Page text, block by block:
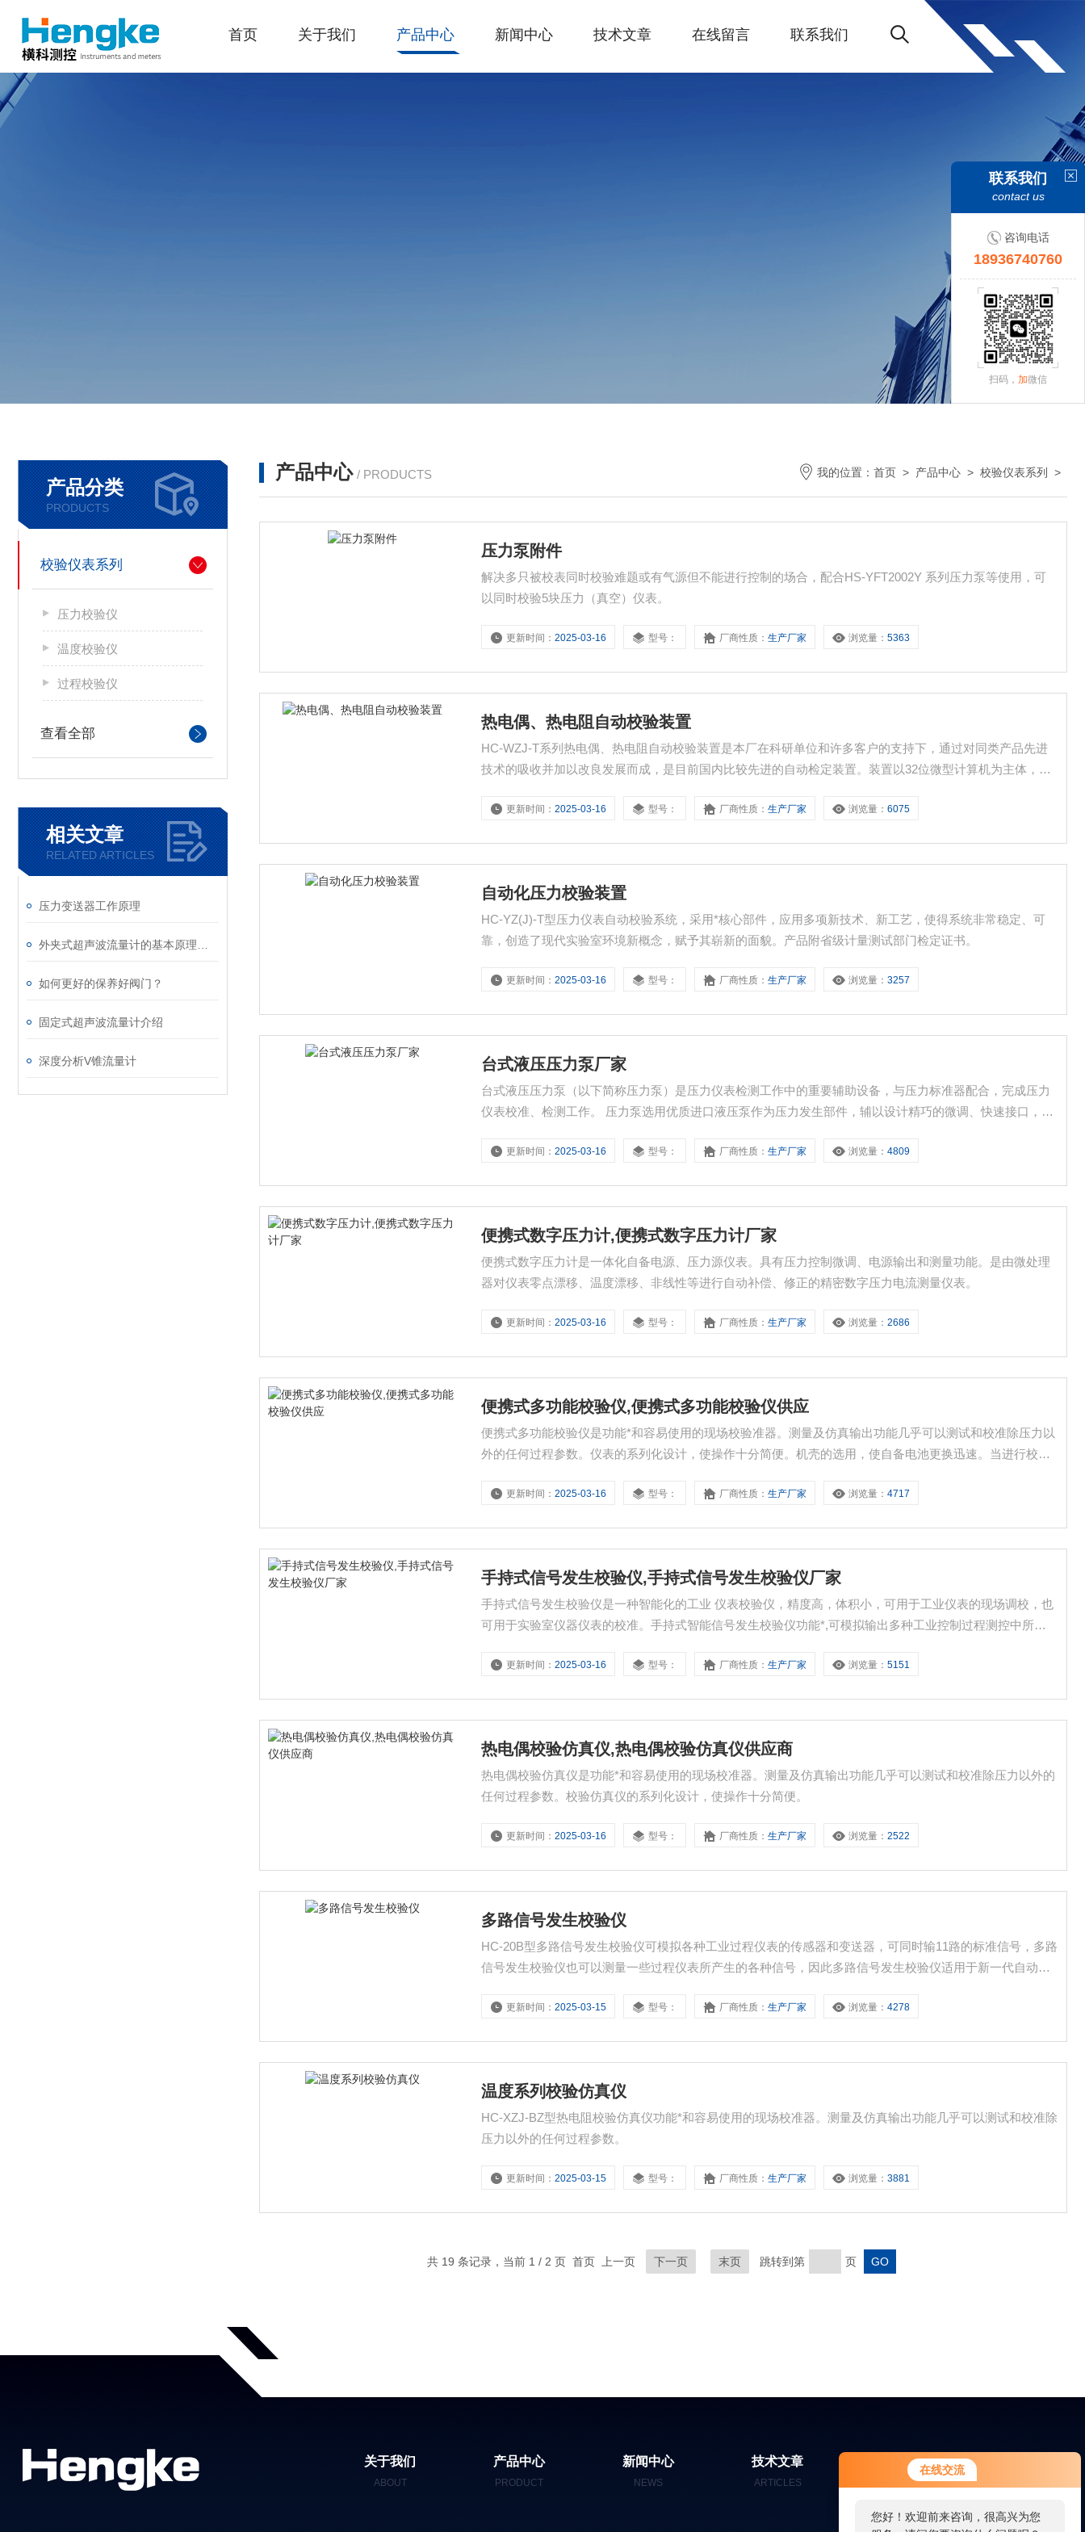
在线交流
您好！欢迎前来咨询，很高兴为您
首页 关于我们 产品中心 新闻中心 技术文章 在线留言 联系我们
产品分类
PRODUCTS
校验仪表系列
压力校验仪
温度校验仪
过程校验仪
查看全部
相关文章
RELATED ARTICLES
压力变送器工作原理
如何更好的保养好阀门？
固定式超声波流量计介绍
深度分析V锥流量计
产品中心 / PRODUCTS 我的位置： 首页 > 产品中心 > 校验仪表系列 >
压力泵附件
解决多只被校表同时校验难题或有气源但不能进行控制的场合，配合HS-YFT2002Y 系列压力泵等使用，可
以同时校验5块压力（真空）仪表。
更新时间：2025-03-16 型号： 厂商性质：生产厂家 浏览量：5363
热电偶、热电阻自动校验装置
HC-WZJ-T系列热电偶、热电阻自动校验装置是本厂在科研单位和许多客户的支持下，通过对同类产品先进
技术的吸收并加以改良发展而成，是目前国内比较先进的自动检定装置。装置以32位微型计算机为主体，由6
先进且功能齐全的软件配置而成。实现对各种工作用热电偶、热电阻的全自动检定。
更新时间：2025-03-16 型号： 厂商性质：生产厂家 浏览量：6075
自动化压力校验装置
HC-YZ(J)-T型压力仪表自动校验系统，采用*核心部件，应用多项新技术、新工艺，使得系统非常稳定、可
靠，创造了现代实验室环境新概念，赋予其崭新的面貌。产品附省级计量测试部门检定证书。
更新时间：2025-03-16 型号： 厂商性质：生产厂家 浏览量：3257
台式液压压力泵厂家
台式液压压力泵（以下简称压力泵）是压力仪表检测工作中的重要辅助设备，与压力标准器配合，完成压力
仪表校准、检测工作。 压力泵选用优质进口液压泵作为压力发生部件，辅以设计精巧的微调、快速接口，组
表制造等行业。
更新时间：2025-03-16 型号： 厂商性质：生产厂家 浏览量：4809
便携式数字压力计,便携式数字压力计厂家
便携式数字压力计是一体化自备电源、压力源仪表。具有压力控制微调、电源输出和测量功能。是由微处理
器对仪表零点漂移、温度漂移、非线性等进行自动补偿、修正的精密数字压力电流测量仪表。
更新时间：2025-03-16 型号： 厂商性质：生产厂家 浏览量：2686
便携式多功能校验仪,便携式多功能校验仪供应
便携式多功能校验仪是功能*和容易使用的现场校验准器。测量及仿真输出功能几乎可以测试和校准除压力以
外的任何过程参数。仪表的系列化设计，使操作十分简便。机壳的选用，使自备电池更换迅速。当进行校
更新时间：2025-03-16 型号： 厂商性质：生产厂家 浏览量：4717
手持式信号发生校验仪,手持式信号发生校验仪厂家
手持式信号发生校验仪是一种智能化的工业 仪表校验仪，精度高，体积小，可用于工业仪表的现场调校，也
可用于实验室仪器仪表的校准。手持式智能信号发生校验仪功能*,可模拟输出多种工业控制过程测控中所需
更新时间：2025-03-16 型号： 厂商性质：生产厂家 浏览量：5151
热电偶校验仿真仪,热电偶校验仿真仪供应商
热电偶校验仿真仪是功能*和容易使用的现场校准器。测量及仿真输出功能几乎可以测试和校准除压力以外的
任何过程参数。校验仿真仪的系列化设计，使操作十分简便。
更新时间：2025-03-16 型号： 厂商性质：生产厂家 浏览量：2522
多路信号发生校验仪
HC-20B型多路信号发生校验仪可模拟各种工业过程仪表的传感器和变送器，可同时输11路的标准信号，多路
信号发生校验仪也可以测量一些过程仪表所产生的各种信号，因此多路信号发生校验仪适用于新一代自动化
更新时间：2025-03-15 型号： 厂商性质：生产厂家 浏览量：4278
温度系列校验仿真仪
HC-XZJ-BZ型热电阻校验仿真仪功能*和容易使用的现场校准器。测量及仿真输出功能几乎可以测试和校准除
压力以外的任何过程参数。
更新时间：2025-03-15 型号： 厂商性质：生产厂家 浏览量：3881
共 19 条记录，当前 1 / 2 页 首页 上一页 下一页 末页 跳转到第 页
关于我们
ABOUT
产品中心
PRODUCT
新闻中心
NEWS
技术文章
ARTICLES
在线留言
MESSAGES
联系我们
contact us
咨询电话
18936740760
扫码， 加微信